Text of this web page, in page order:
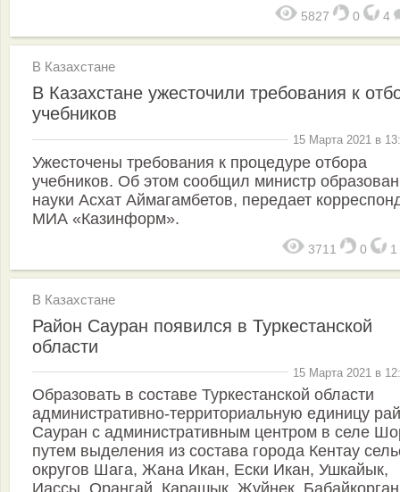
5827 0 4
В Казахстане
В Казахстане ужесточили требования к
учебников
15 Марта 2021 в
Ужесточены требования к процедуре отбора
учебников. Об этом сообщил министр
науки Асхат Аймагамбетов, передает
МИА «Казинформ».
3711 0 1
В Казахстане
Район Сауран появился в Туркестанской
области
15 Марта 2021 в
Образовать в составе Туркестанской области
административно-территориальную единицу
Сауран с административным центром в селе
путем выделения из состава города Кентау
округов Шага, Жана Икан, Ески Икан, Ушкайык,